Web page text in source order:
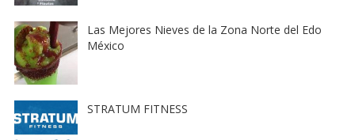
Las Mejores Nieves de la Zona Norte del Edo
México
STRATUM FITNESS